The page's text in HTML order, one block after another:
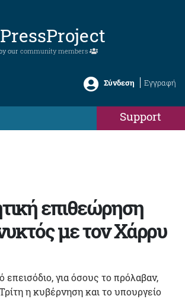
our community members
Σύνδεση Εγγραφή
Support
επιθεώρηση
με τον Χάρρυ
επεισόδιο, για όσους το πρόλαβαν,
η κυβέρνηση και το υπουργείο